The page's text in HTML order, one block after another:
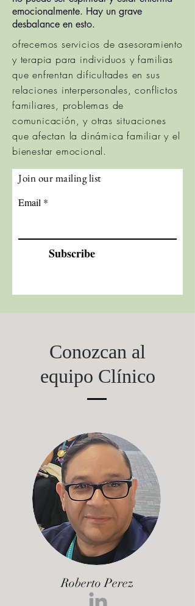
emocionalmente. Hay un grave
desbalance en esto.
ofrecemos servicios de asesoramiento
y terapia para individuos y familias
que enfrentan dificultades en sus
relaciones interpersonales, conflictos
familiares, problemas de
comunicación, y otras situaciones
que afectan la dinámica familiar y el
bienestar emocional.
Join our mailing list
Email
Subscribe
Conozcan al
equipo Clínico
Roberto Perez